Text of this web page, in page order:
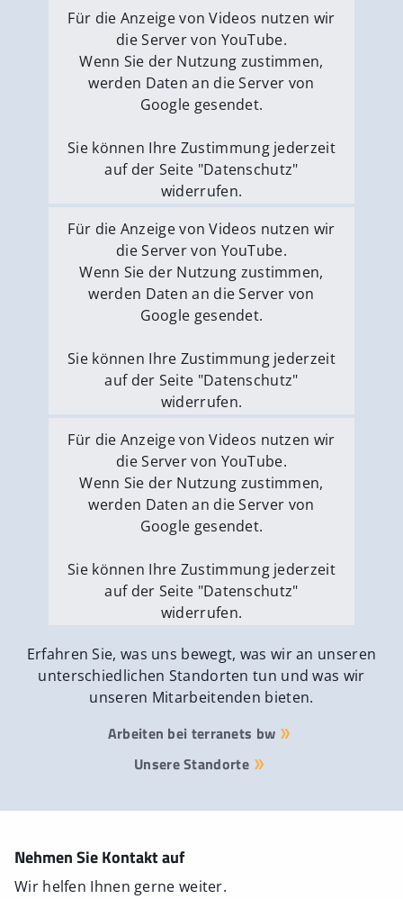
Für die Anzeige von Videos nutzen wir
die Server von YouTube.
Wenn Sie der Nutzung zustimmen,
werden Daten an die Server von
Google gesendet.
Sie können Ihre Zustimmung jederzeit
auf der Seite "Datenschutz"
widerrufen.
Externe Medien erlauben
Für die Anzeige von Videos nutzen wir
die Server von YouTube.
Wenn Sie der Nutzung zustimmen,
werden Daten an die Server von
Google gesendet.
Sie können Ihre Zustimmung jederzeit
auf der Seite "Datenschutz"
widerrufen.
Externe Medien erlauben
Für die Anzeige von Videos nutzen wir
die Server von YouTube.
Wenn Sie der Nutzung zustimmen,
werden Daten an die Server von
Google gesendet.
Sie können Ihre Zustimmung jederzeit
auf der Seite "Datenschutz"
widerrufen.
Externe Medien erlauben
Erfahren Sie, was uns bewegt, was wir an unseren
unterschiedlichen Standorten tun und was wir
unseren Mitarbeitenden bieten.
Arbeiten bei terranets bw
Unsere Standorte
Nehmen Sie Kontakt auf
Wir helfen Ihnen gerne weiter.